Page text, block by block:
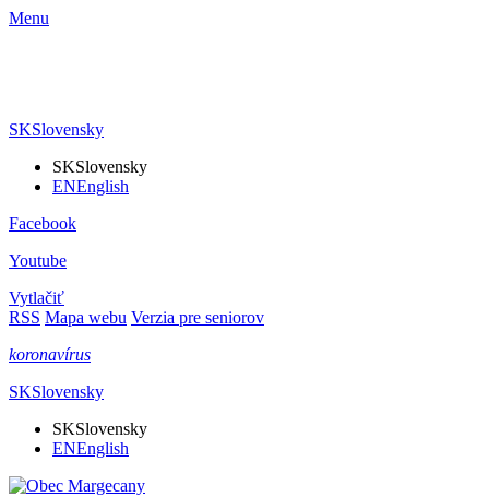
Menu
SKSlovensky
SKSlovensky
ENEnglish
Facebook
Youtube
Vytlačiť
RSS Mapa webu Verzia pre seniorov
koronavírus
SKSlovensky
SKSlovensky
ENEnglish